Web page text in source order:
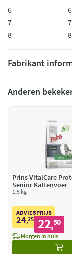
6
7
8
Fabrikant
Anderen
Prins VitalCare
Senior Kattenvoer
1,5 kg
ADVIESPRIJS
24,25 22,50
Morgen in huis